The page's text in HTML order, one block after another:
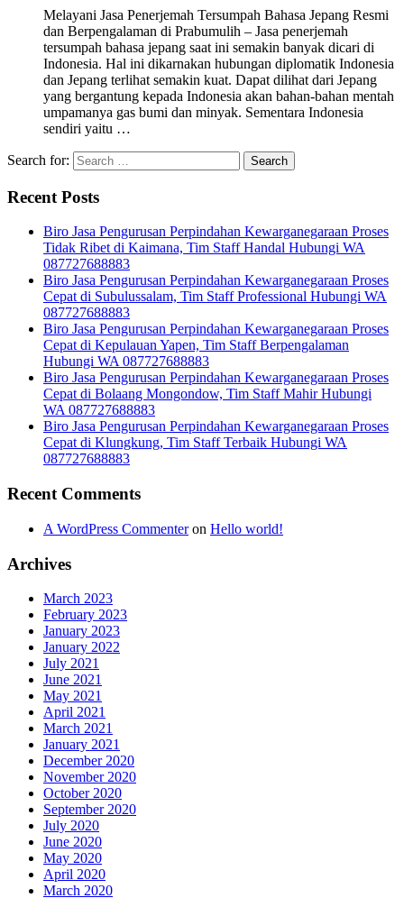
Melayani Jasa Penerjemah Tersumpah Bahasa Jepang Resmi
dan Berpengalaman di Prabumulih – Jasa penerjemah
tersumpah bahasa jepang saat ini semakin banyak dicari di
Indonesia. Hal ini dikarnakan hubungan diplomatik Indonesia
dan Jepang terlihat semakin kuat. Dapat dilihat dari Jepang
yang bergantung kepada Indonesia akan bahan-bahan mentah
umpamanya gas bumi dan minyak. Sementara Indonesia
sendiri yaitu …
Search for:
Recent Posts
Biro Jasa Pengurusan Perpindahan Kewarganegaraan Proses
Tidak Ribet di Kaimana, Tim Staff Handal Hubungi WA
087727688883
Biro Jasa Pengurusan Perpindahan Kewarganegaraan Proses
Cepat di Subulussalam, Tim Staff Professional Hubungi WA
087727688883
Biro Jasa Pengurusan Perpindahan Kewarganegaraan Proses
Cepat di Kepulauan Yapen, Tim Staff Berpengalaman
Hubungi WA 087727688883
Biro Jasa Pengurusan Perpindahan Kewarganegaraan Proses
Cepat di Bolaang Mongondow, Tim Staff Mahir Hubungi
WA 087727688883
Biro Jasa Pengurusan Perpindahan Kewarganegaraan Proses
Cepat di Klungkung, Tim Staff Terbaik Hubungi WA
087727688883
Recent Comments
A WordPress Commenteron Hello world!
Archives
March 2023
February 2023
January 2023
January 2022
July 2021
June 2021
May 2021
April 2021
March 2021
January 2021
December 2020
November 2020
October 2020
September 2020
July 2020
June 2020
May 2020
April 2020
March 2020